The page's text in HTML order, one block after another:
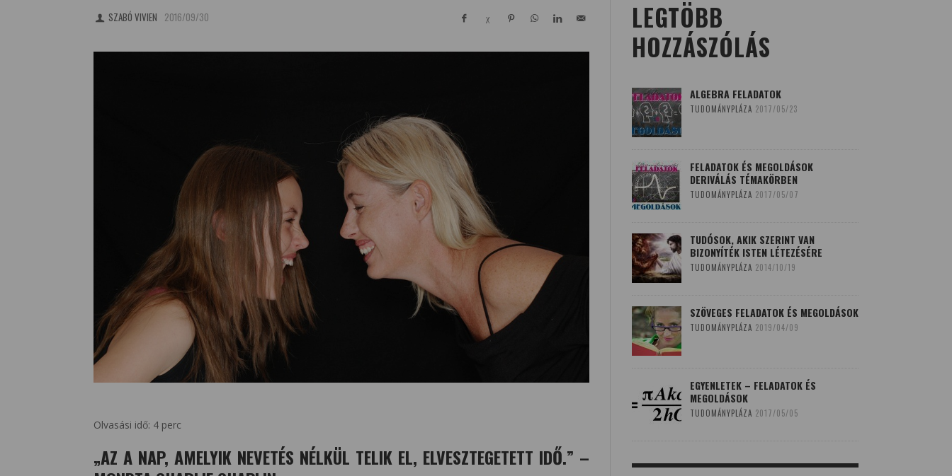
SZABÓ VIVIEN 2016/09/30
Olvasási idő: 4 perc
„AZ A NAP, AMELYIK NEVETÉS NÉLKÜL TELIK EL, ELVESZTEGETETT IDŐ.” –
LEGTÖBB
HOZZÁSZÓLÁS
ALGEBRA FELADATOK
TUDOMÁNYPLÁZA 2017/05/23
FELADATOK ÉS MEGOLDÁSOK
DERIVÁLÁS TÉMAKÖRBEN
TUDOMÁNYPLÁZA 2017/05/07
TUDÓSOK, AKIK SZERINT VAN
BIZONYÍTÉK ISTEN LÉTEZÉSÉRE
TUDOMÁNYPLÁZA 2014/10/19
SZÖVEGES FELADATOK ÉS MEGOLDÁSOK
TUDOMÁNYPLÁZA 2019/04/09
EGYENLETEK – FELADATOK ÉS
MEGOLDÁSOK
TUDOMÁNYPLÁZA 2017/05/05